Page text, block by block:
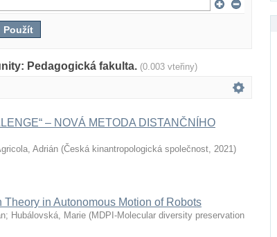
Pedagogická fakulta. (0.003 vteřiny)
– NOVÁ METODA DISTANČNÍHO
Adrián (Česká kinantropologická společnost, 2021)
in Autonomous Motion of Robots
; Hubálovská, Marie (MDPI-Molecular diversity preservation